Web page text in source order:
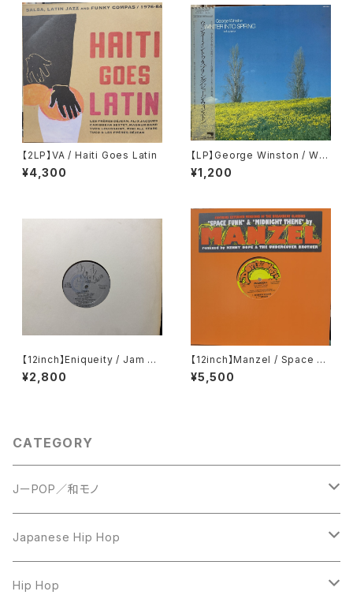
【2LP】VA / Haiti Goes Latin
¥4,300
【LP】George Winston / Win
ter Into Spring
¥1,200
【12inch】Eniqueity / Jam Ho
use Rock
¥2,800
【12inch】Manzel / Space Fu
nk / Midnight Theme
¥5,500
CATEGORY
JーPOP／和モノ
LP
7inch
Japanese Hip Hop
12inch
Hip Hop